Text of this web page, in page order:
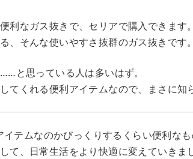
利なガス抜きで、セリアで購入できます。
、そんな使いやすさ抜群のガス抜きです。
と思っている人は多いはず。
てくれる便利アイテムなので、まさに知
テムなのかびっくりするくらい便利なも
て、日常生活をより快適に変えていきま